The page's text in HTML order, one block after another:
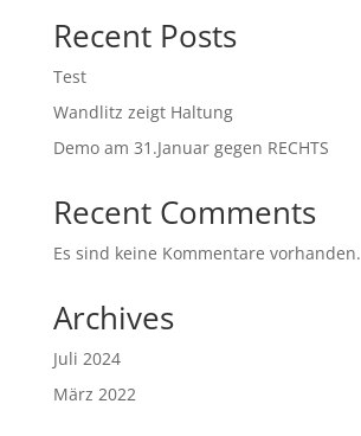
Recent Posts
Test
Wandlitz zeigt Haltung
Demo am 31.Januar gegen RECHTS
Recent Comments
Es sind keine Kommentare vorhanden.
Archives
Juli 2024
März 2022